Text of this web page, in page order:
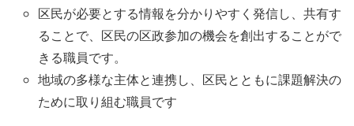
区民が必要とする情報を分かりやすく発信し、共有す
ることで、区民の区政参加の機会を創出することがで
きる職員です。
地域の多様な主体と連携し、区民とともに課題解決の
ために取り組む職員です